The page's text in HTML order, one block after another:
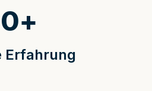
Erfahrung
0+